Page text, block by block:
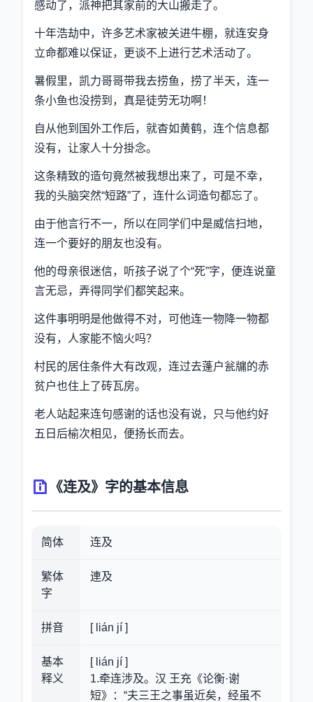
感动了，派神把其家前的大山搬走了。
十年浩劫中，许多艺术家被关进牛棚，就连安身
立命都难以保证，更谈不上进行艺术活动了。
暑假里，凯力哥哥带我去捞鱼，捞了半天，连一
条小鱼也没捞到，真是徒劳无功啊！
自从他到国外工作后，就杳如黄鹤，连个信息都
没有，让家人十分掛念。
这条精致的造句竟然被我想出来了，可是不幸，
我的头脑突然“短路”了，连什么词造句都忘了。
由于他言行不一，所以在同学们中是威信扫地，
连一个要好的朋友也没有。
他的母亲很迷信，听孩子说了个“死”字，便连说童
言无忌，弄得同学们都笑起来。
这件事明明是他做得不对，可他连一物降一物都
没有，人家能不恼火吗？
村民的居住条件大有改观，连过去蓬户瓮牖的赤
贫户也住上了砖瓦房。
老人站起来连句感谢的话也没有说，只与他约好
五日后榆次相见，便扬长而去。
《连及》字的基本信息
简体 连及
繁体
字
連及
拼音 [ lián jí ]
基本
释义
[ lián jí ]
1.牵连涉及。汉 王充《论衡·谢
短》：“夫三王之事虽近矣，经虽不